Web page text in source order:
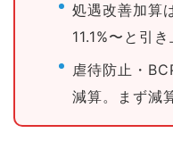
処遇改善加算
11.1%〜と引
虐待防止・
減算。まず減